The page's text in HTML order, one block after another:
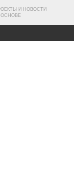
И НОВОСТИ
ОСНОВЕ